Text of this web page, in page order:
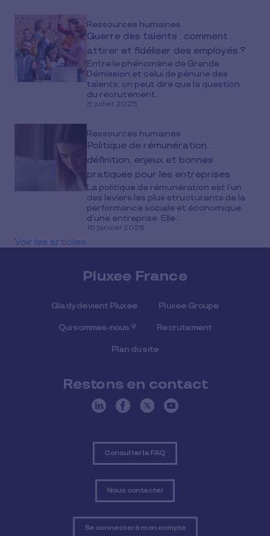
Ressources humaines
Guerre des talents : comment
attirer et fidéliser des employés ?
Entre le phénomène de Grande
Démission et celui de pénurie des
talents, on peut dire que la question
du recrutement...
8 juillet 2025
Ressources humaines
Politique de rémunération :
définition, enjeux et bonnes
pratiques pour les entreprises
La politique de rémunération est l’un
des leviers les plus structurants de la
performance sociale et économique
d’une entreprise. Elle...
16 janvier 2026
Voir les articles
Pluxee France
Glady devient Pluxee Pluxee Groupe
Qui sommes-nous ? Recrutement
Plan du site
Restons en contact
Consulter la FAQ
Nous contacter
Se connecter à mon compte